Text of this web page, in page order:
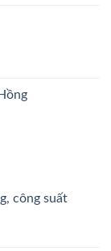
công suất